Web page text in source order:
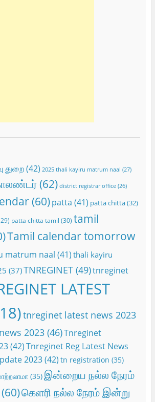
துறை(42) 2025 thali kayiru matrum naal (27)
(62) district registrar office(26)
(60) patta (41) patta chitta(32)
patta chitta tamil (30) tamil
Tamil calendar tomorrow
matrum naal (41) thali kayiru
(37)TNREGINET(49)tnreginet
LATEST
tnreginet latest news 2023
2023(46)Tnreginet
(42)Tnreginet Reg Latest News
2023(42) tn registration (35)
(35)இன்றைய நல்ல நேரம்
(60)கெளரி நல்ல நேரம் இன்று